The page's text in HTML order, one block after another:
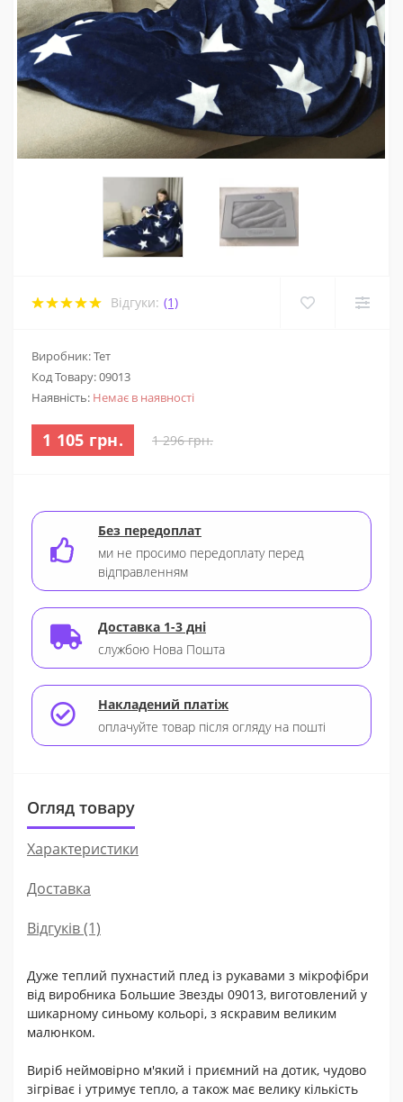
Відгуки: (1)
Виробник: Тет
Код Товару:09013
Наявність: Немає в наявності
1 105 грн. 1 296 грн.
Без передоплат
ми не просимо передоплату перед
відправленням
Доставка 1-3 дні
службою Нова Пошта
Накладений платіж
оплачуйте товар після огляду на пошті
Огляд товару
Характеристики
Доставка
Відгуків (1)
Дуже теплий пухнастий плед із рукавами з мікрофібри
від виробника Большие Звезды 09013, виготовлений у
шикарному синьому кольорі, з яскравим великим
малюнком.
Виріб неймовірно м'який і приємний на дотик, чудово
зігріває і утримує тепло, а також має велику кількість